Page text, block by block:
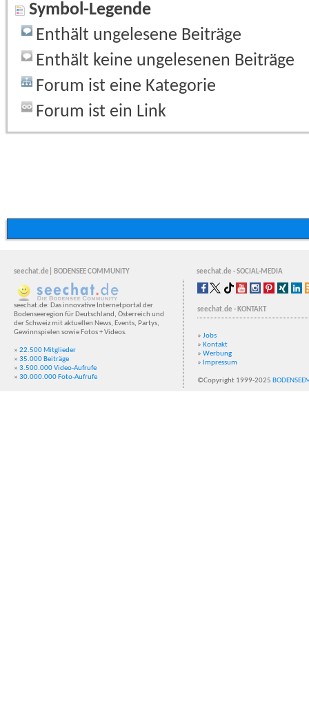
Symbol-Legende
Enthält ungelesene Beiträge
Enthält keine ungelesenen Beiträge
Forum ist eine Kategorie
Forum ist ein Link
seechat.de| BODENSEE COMMUNITY seechat.de - SOCIAL-MEDIA
seechat.de: Das innovative Internetportal der
Bodenseeregion für Deutschland, Österreich und
der Schweiz mit aktuellen News, Events, Partys,
Gewinnspielen sowie Fotos + Videos.
» 22.500 Mitglieder
» 35.000 Beiträge
» 3.500.000 Video-Aufrufe
» 30.000.000 Foto-Aufrufe
seechat.de - KONTAKT
» Jobs
» Kontakt
» Werbung
» Impressum
©Copyright 1999-2025